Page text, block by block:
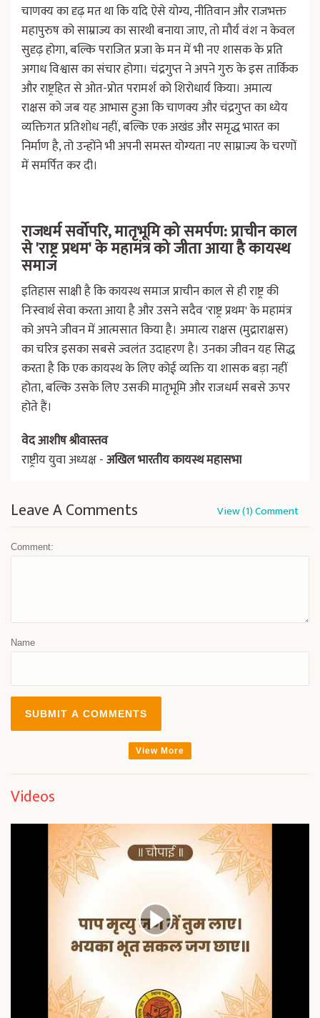
चाणक्य का दृढ़ मत था कि यदि ऐसे योग्य, नीतिवान और राजभक्त
महापुरुष को साम्राज्य का सारथी बनाया जाए, तो मौर्य वंश न केवल
सुदृढ़ होगा, बल्कि पराजित प्रजा के मन में भी नए शासक के प्रति
अगाध विश्वास का संचार होगा। चंद्रगुप्त ने अपने गुरु के इस तार्किक
और राष्ट्रहित से ओत-प्रोत परामर्श को शिरोधार्य किया। अमात्य
राक्षस को जब यह आभास हुआ कि चाणक्य और चंद्रगुप्त का ध्येय
व्यक्तिगत प्रतिशोध नहीं, बल्कि एक अखंड और समृद्ध भारत का
निर्माण है, तो उन्होंने भी अपनी समस्त योग्यता नए साम्राज्य के चरणों
में समर्पित कर दी।
राजधर्म सर्वोपरि, मातृभूमि को समर्पण: प्राचीन काल
से 'राष्ट्र प्रथम' के महामंत्र को जीता आया है कायस्थ
समाज
इतिहास साक्षी है कि कायस्थ समाज प्राचीन काल से ही राष्ट्र की
निःस्वार्थ सेवा करता आया है और उसने सदैव 'राष्ट्र प्रथम' के महामंत्र
को अपने जीवन में आत्मसात किया है। अमात्य राक्षस (मुद्राराक्षस)
का चरित्र इसका सबसे ज्वलंत उदाहरण है। उनका जीवन यह सिद्ध
करता है कि एक कायस्थ के लिए कोई व्यक्ति या शासक बड़ा नहीं
होता, बल्कि उसके लिए उसकी मातृभूमि और राजधर्म सबसे ऊपर
होते हैं।
वेद आशीष श्रीवास्तव
राष्ट्रीय युवा अध्यक्ष -अखिल भारतीय कायस्थ महासभा
Leave A Comments View (1) Comment
Comment:
Name
SUBMIT A COMMENTS
View More
Videos